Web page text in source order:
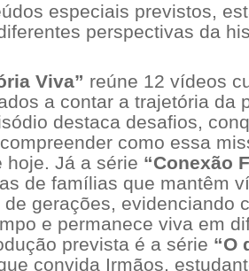
especiais previstos,
perspectivas da
Viva” reúne 12 vídeos
a contar a trajetória da
destaca desafios,
como essa
hoje. Já a série “Conexão
de famílias que mantêm
gerações, evidenciando
e permanece viva em
prevista é a série “O
convida Irmãos,